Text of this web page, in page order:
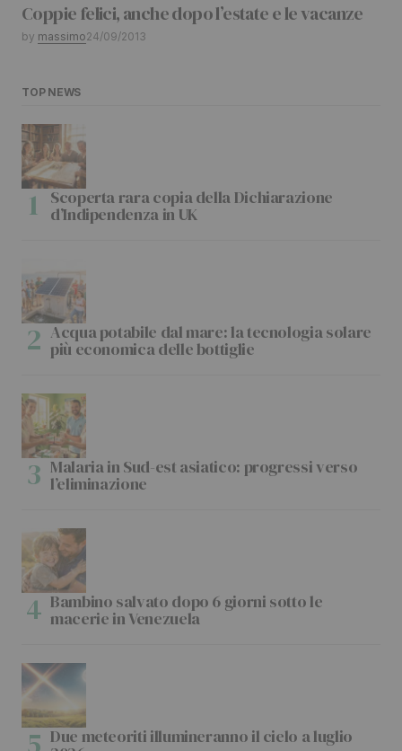
Coppie felici, anche dopo l’estate e le vacanze
by massimo24/09/2013
TOP NEWS
Scoperta rara copia della Dichiarazione
d’Indipendenza in UK
Acqua potabile dal mare: la tecnologia solare
più economica delle bottiglie
Malaria in Sud-est asiatico: progressi verso
l’eliminazione
Bambino salvato dopo 6 giorni sotto le
macerie in Venezuela
Due meteoriti illumineranno il cielo a luglio